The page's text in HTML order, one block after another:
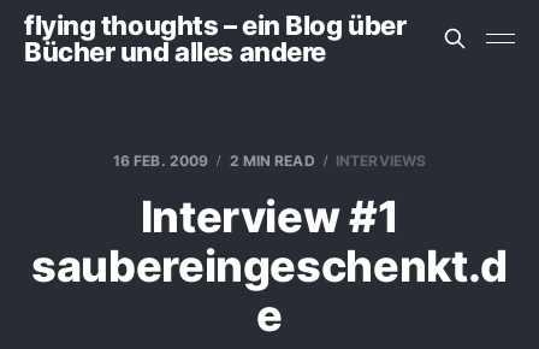
flying thoughts – ein Blog über
Bücher und alles andere
16 FEB. 2009 2 MIN READ INTERVIEWS
Interview #1
saubereingeschenkt.d
e